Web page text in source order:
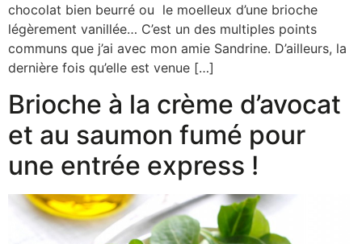
chocolat bien beurré ou le moelleux d’une brioche
légèrement vanillée… C’est un des multiples points
communs que j’ai avec mon amie Sandrine. D’ailleurs, la
dernière fois qu’elle est venue […]
Brioche à la crème d’avocat
et au saumon fumé pour
une entrée express !